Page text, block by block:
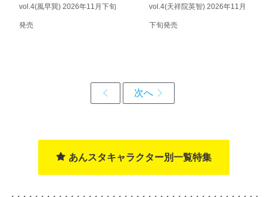
vol.4(風早巽) 2026年11月下旬
発売
vol.4(天祥院英智) 2026年11月
下旬発売
あんスタキャラクター別一覧特集